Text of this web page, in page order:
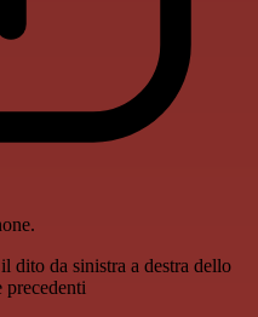
dito da sinistra a destra dello
precedenti